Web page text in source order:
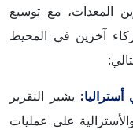
المعدات، مع توسيع
آخرين في المحيط
يشير التقرير
على عمليات